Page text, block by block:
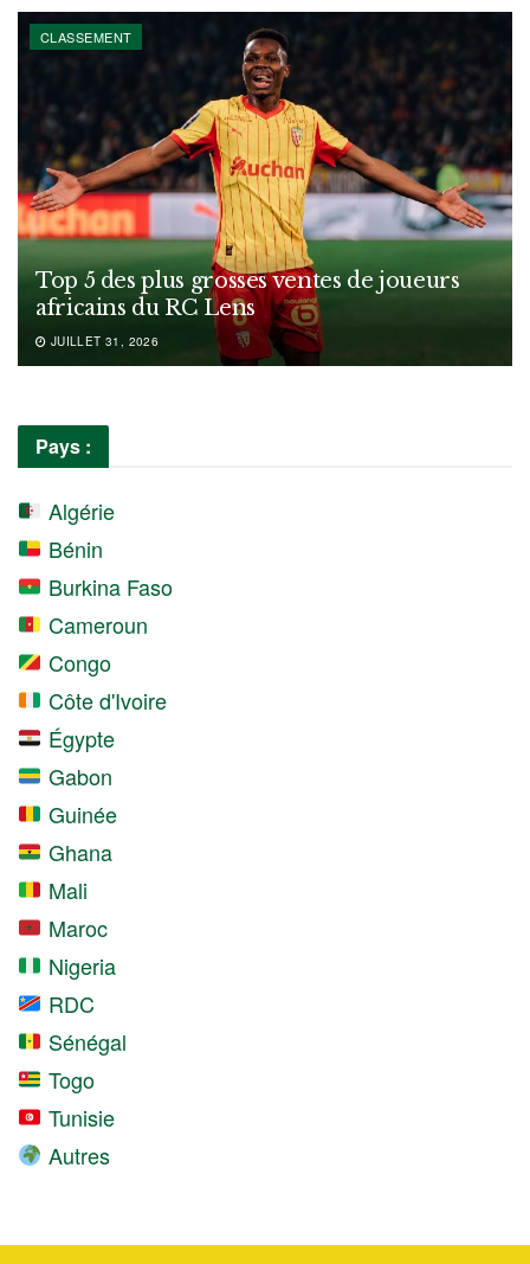
CLASSEMENT
Top 5 des plus grosses ventes de joueurs
africains du RC Lens
JUILLET 31, 2026
Pays :
Algérie
Bénin
Burkina Faso
Cameroun
Congo
Côte d'Ivoire
Égypte
Gabon
Guinée
Ghana
Mali
Maroc
Nigeria
RDC
Sénégal
Togo
Tunisie
Autres